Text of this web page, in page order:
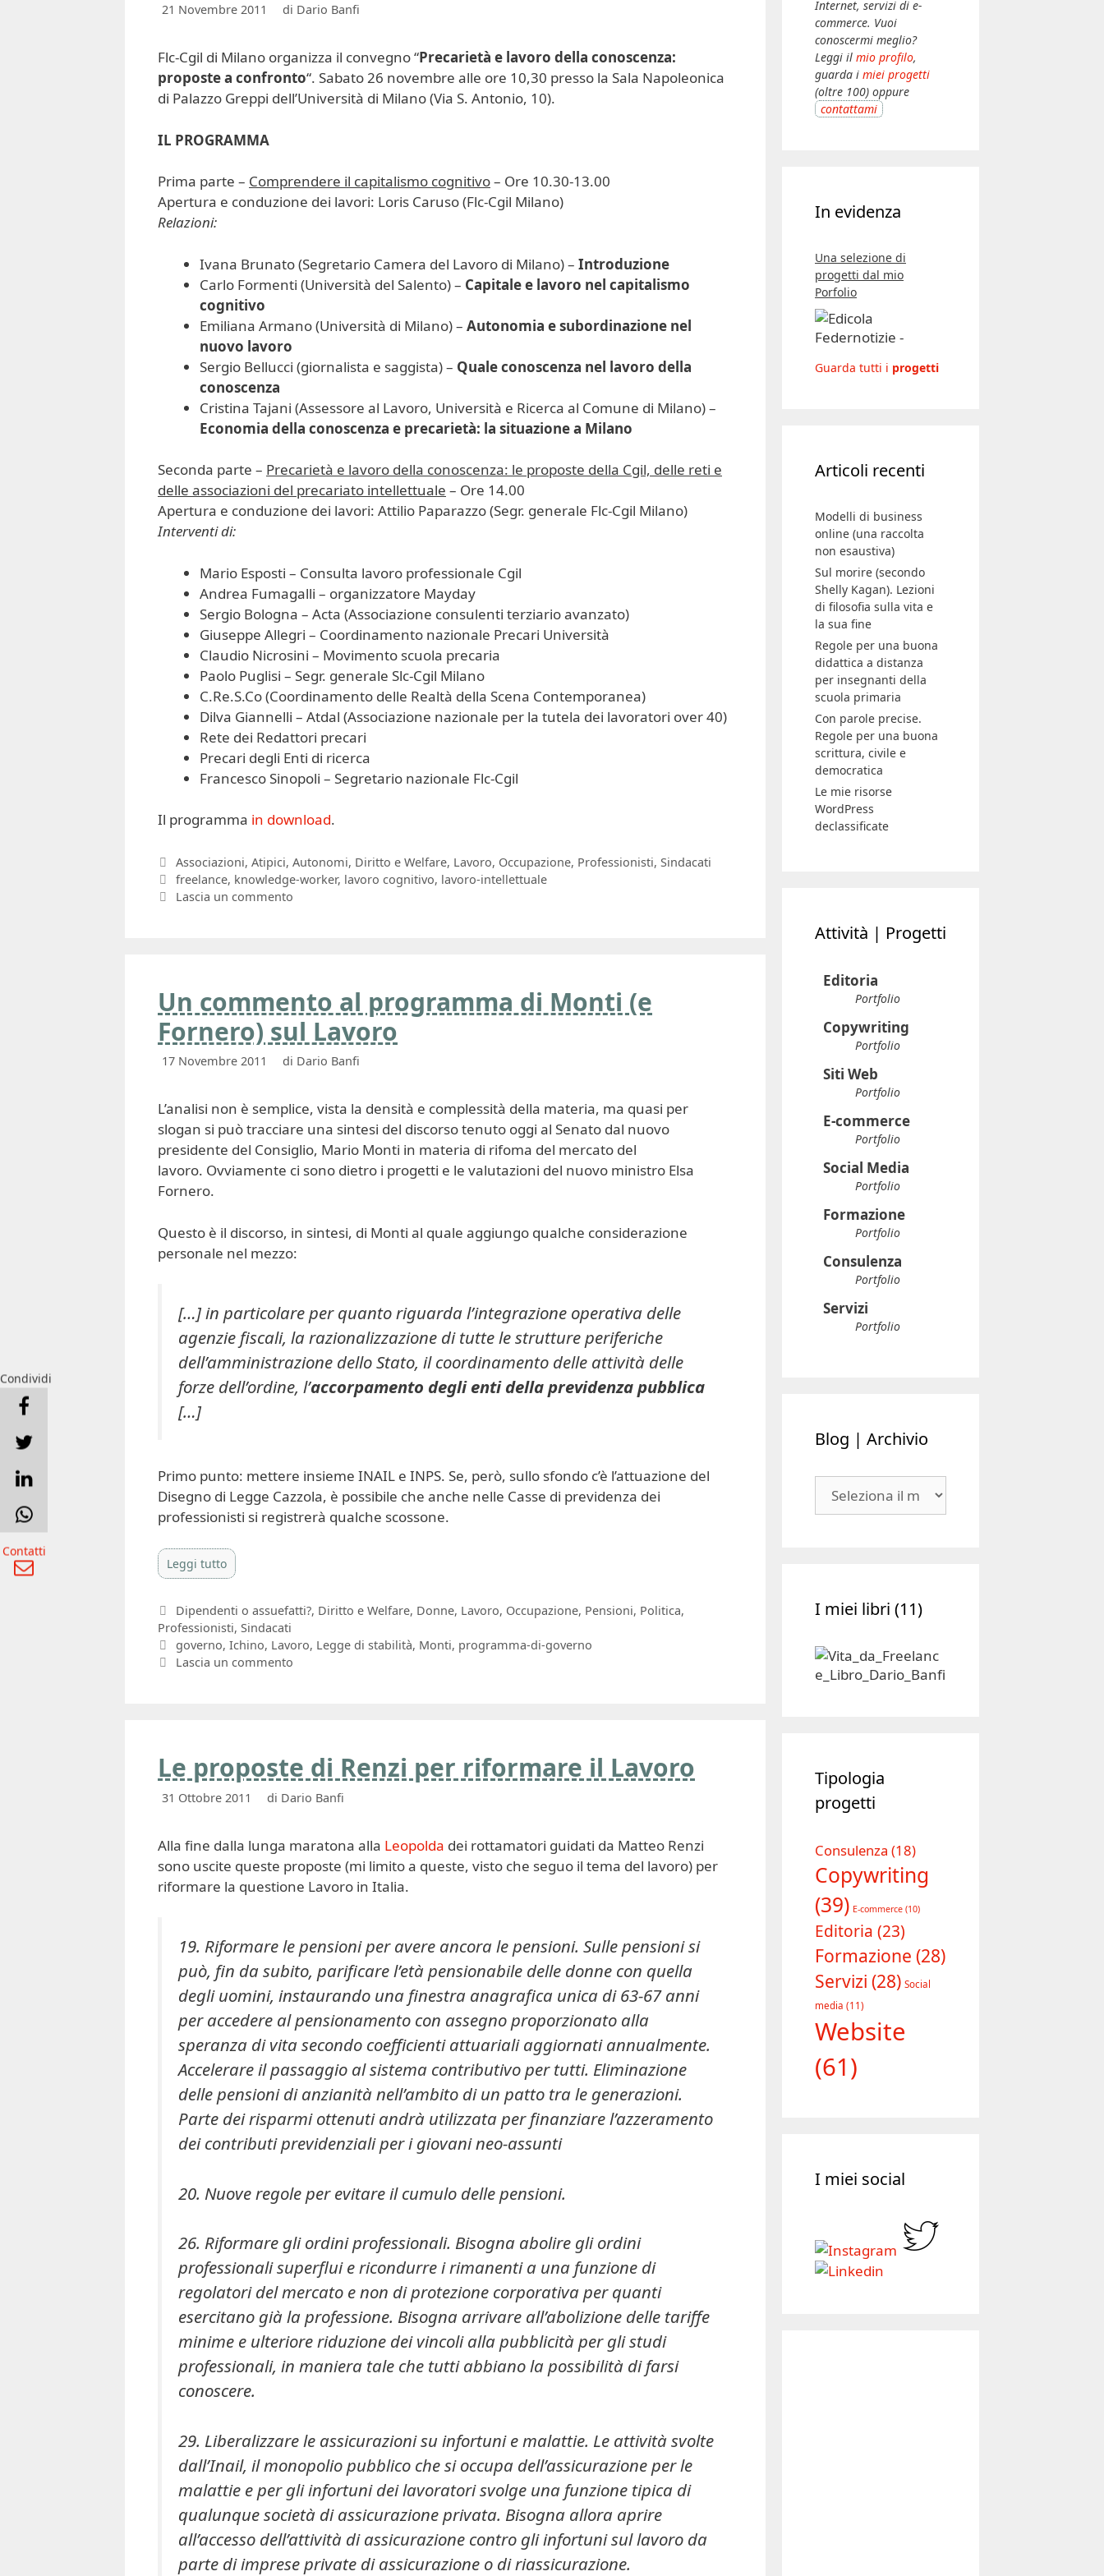
21 Novembre 2011 di Dario Banfi
Flc-Cgil di Milano organizza il convegno “Precarietà e lavoro della conoscenza:
proposte a confronto“. Sabato 26 novembre alle ore 10,30 presso la Sala Napoleonica
di Palazzo Greppi dell’Università di Milano (Via S. Antonio, 10).
IL PROGRAMMA
Prima parte – Comprendere il capitalismo cognitivo– Ore 10.30-13.00
Apertura e conduzione dei lavori: Loris Caruso (Flc-Cgil Milano)
Relazioni:
Ivana Brunato (Segretario Camera del Lavoro di Milano) – Introduzione
Carlo Formenti (Università del Salento) – Capitale e lavoro nel capitalismo
cognitivo
Emiliana Armano (Università di Milano) – Autonomia e subordinazione nel
nuovo lavoro
Sergio Bellucci (giornalista e saggista) – Quale conoscenza nel lavoro della
conoscenza
Cristina Tajani (Assessore al Lavoro, Università e Ricerca al Comune di Milano) –
Economia della conoscenza e precarietà: la situazione a Milano
Seconda parte – Precarietà e lavoro della conoscenza: le proposte della Cgil, delle reti e
delle associazioni del precariato intellettuale – Ore 14.00
Apertura e conduzione dei lavori: Attilio Paparazzo (Segr. generale Flc-Cgil Milano)
Interventi di:
Mario Esposti – Consulta lavoro professionale Cgil
Andrea Fumagalli – organizzatore Mayday
Sergio Bologna – Acta (Associazione consulenti terziario avanzato)
Giuseppe Allegri – Coordinamento nazionale Precari Università
Claudio Nicrosini – Movimento scuola precaria
Paolo Puglisi – Segr. generale Slc-Cgil Milano
C.Re.S.Co (Coordinamento delle Realtà della Scena Contemporanea)
Dilva Giannelli – Atdal (Associazione nazionale per la tutela dei lavoratori over 40)
Rete dei Redattori precari
Precari degli Enti di ricerca
Francesco Sinopoli – Segretario nazionale Flc-Cgil
Il programma in download.
Categorie
Associazioni, Atipici, Autonomi, Diritto e Welfare, Lavoro, Occupazione, Professionisti, Sindacati
Tag
freelance, knowledge-worker, lavoro cognitivo, lavoro-intellettuale
Lascia un commento
Un commento al programma di Monti (e
Fornero) sul Lavoro
17 Novembre 2011 di Dario Banfi
L’analisi non è semplice, vista la densità e complessità della materia, ma quasi per
slogan si può tracciare una sintesi del discorso tenuto oggi al Senato dal nuovo
presidente del Consiglio, Mario Monti in materia di rifoma del mercato del
lavoro. Ovviamente ci sono dietro i progetti e le valutazioni del nuovo ministro Elsa
Fornero.
Questo è il discorso, in sintesi, di Monti al quale aggiungo qualche considerazione
personale nel mezzo:
[…] in particolare per quanto riguarda l’integrazione operativa delle
agenzie fiscali, la razionalizzazione di tutte le strutture periferiche
dell’amministrazione dello Stato, il coordinamento delle attività delle
forze dell’ordine, l’accorpamento degli enti della previdenza pubblica
[…]
Primo punto: mettere insieme INAIL e INPS. Se, però, sullo sfondo c’è l’attuazione del
Disegno di Legge Cazzola, è possibile che anche nelle Casse di previdenza dei
professionisti si registrerà qualche scossone.
Leggi tutto
Categorie
Dipendenti o assuefatti?, Diritto e Welfare, Donne, Lavoro, Occupazione, Pensioni, Politica,
Professionisti, Sindacati
Tag
governo, Ichino, Lavoro, Legge di stabilità, Monti, programma-di-governo
Lascia un commento
Le proposte di Renzi per riformare il Lavoro
31 Ottobre 2011 di Dario Banfi
Alla fine dalla lunga maratona alla Leopolda dei rottamatori guidati da Matteo Renzi
sono uscite queste proposte (mi limito a queste, visto che seguo il tema del lavoro) per
riformare la questione Lavoro in Italia.
19. Riformare le pensioni per avere ancora le pensioni. Sulle pensioni si
può, fin da subito, parificare l’età pensionabile delle donne con quella
degli uomini, instaurando una finestra anagrafica unica di 63-67 anni
per accedere al pensionamento con assegno proporzionato alla
speranza di vita secondo coefficienti attuariali aggiornati annualmente.
Accelerare il passaggio al sistema contributivo per tutti. Eliminazione
delle pensioni di anzianità nell’ambito di un patto tra le generazioni.
Parte dei risparmi ottenuti andrà utilizzata per finanziare l’azzeramento
dei contributi previdenziali per i giovani neo-assunti
20. Nuove regole per evitare il cumulo delle pensioni.
26. Riformare gli ordini professionali. Bisogna abolire gli ordini
professionali superflui e ricondurre i rimanenti a una funzione di
regolatori del mercato e non di protezione corporativa per quanti
esercitano già la professione. Bisogna arrivare all’abolizione delle tariffe
minime e ulteriore riduzione dei vincoli alla pubblicità per gli studi
professionali, in maniera tale che tutti abbiano la possibilità di farsi
conoscere.
29. Liberalizzare le assicurazioni su infortuni e malattie. Le attività svolte
dall’Inail, il monopolio pubblico che si occupa dell’assicurazione per le
malattie e per gli infortuni dei lavoratori svolge una funzione tipica di
qualunque società di assicurazione privata. Bisogna allora aprire
all’accesso dell’attività di assicurazione contro gli infortuni sul lavoro da
parte di imprese private di assicurazione o di riassicurazione.
Internet, servizi di e-
commerce. Vuoi
conoscermi meglio?
Leggi il mio profilo,
guarda i miei progetti
(oltre 100) oppure
contattami
In evidenza
Una selezione di
progetti dal mio
Porfolio
Guarda tutti i progetti
Articoli recenti
Modelli di business
online (una raccolta
non esaustiva)
Sul morire (secondo
Shelly Kagan). Lezioni
di filosofia sulla vita e
la sua fine
Regole per una buona
didattica a distanza
per insegnanti della
scuola primaria
Con parole precise.
Regole per una buona
scrittura, civile e
democratica
Le mie risorse
WordPress
declassificate
Attività | Progetti
Editoria
Portfolio
Copywriting
Portfolio
Siti Web
Portfolio
E-commerce
Portfolio
Social Media
Portfolio
Formazione
Portfolio
Consulenza
Portfolio
Servizi
Portfolio
Blog | Archivio
I miei libri (11)
Tipologia
progetti
Consulenza (18)
Copywriting
(39) E-commerce (10)
Editoria (23)
Formazione (28)
Servizi (28) Social
media (11)
Website
(61)
I miei social
Condividi
Contatti